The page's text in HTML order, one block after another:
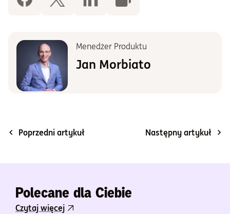
Menedżer Produktu
Jan Morbiato
Poprzedni artykuł Następny artykuł
Polecane dla Ciebie
Czytaj więcej